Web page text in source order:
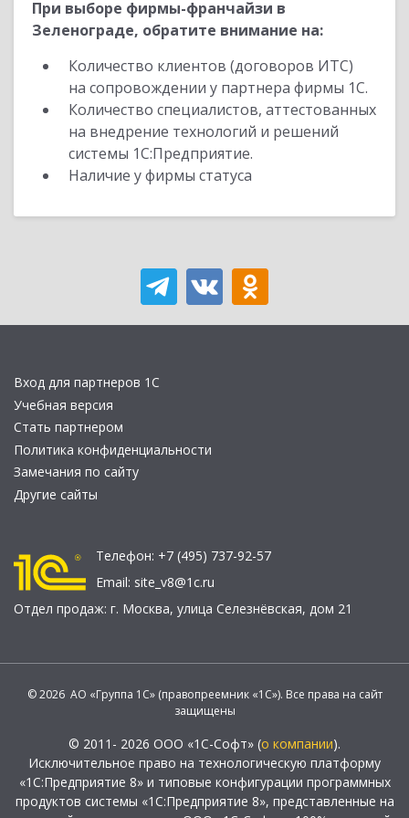
При выборе фирмы-франчайзи в
Зеленограде, обратите внимание на:
Количество клиентов (договоров ИТС)
на сопровождении у партнера фирмы 1С.
Количество специалистов, аттестованных
на внедрение технологий и решений
системы 1С:Предприятие.
Наличие у фирмы статуса
Вход для партнеров 1С
Учебная версия
Стать партнером
Политика конфиденциальности
Замечания по сайту
Другие сайты
Телефон: +7 (495) 737-92-57
Email: site_v8@1c.ru
Отдел продаж: г. Москва, улица Селезнёвская, дом 21
© 2026 АО «Группа 1С» (правопреемник «1С»). Все права на сайт
защищены
© 2011- 2026 ООО «1С-Софт» (о компании).
Исключительное право на технологическую платформу
«1С:Предприятие 8» и типовые конфигурации программных
продуктов системы «1С:Предприятие 8», представленные на